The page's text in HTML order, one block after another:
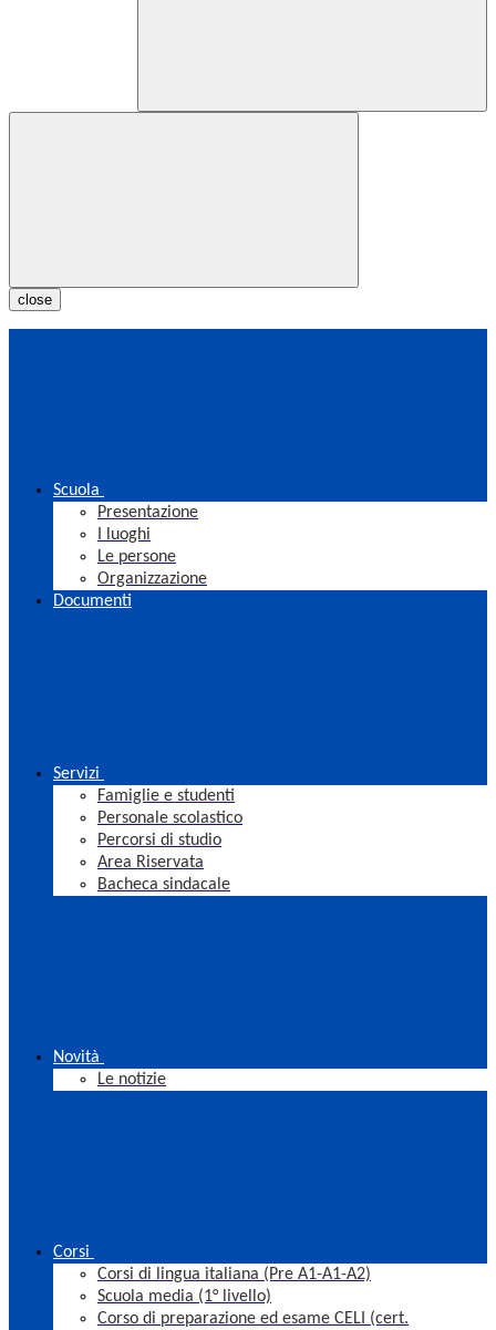
close
Scuola
Presentazione
I luoghi
Le persone
Organizzazione
Documenti
Servizi
Famiglie e studenti
Personale scolastico
Percorsi di studio
Area Riservata
Bacheca sindacale
Novità
Le notizie
Corsi
Corsi di lingua italiana (Pre A1-A1-A2)
Scuola media (1° livello)
Corso di preparazione ed esame CELI (cert.